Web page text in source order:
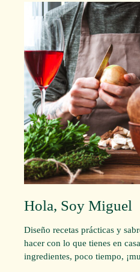
Hola, Soy Miguel
Diseño recetas prácticas y
hacer con lo que tienes en
ingredientes, poco tiempo,